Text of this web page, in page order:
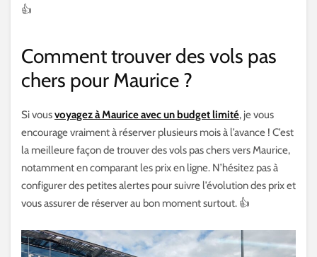
👍
Comment trouver des vols pas
chers pour Maurice ?
Si vousvoyagez à Maurice avec un budget limité, je vous
encourage vraiment à réserver plusieurs mois à l’avance ! C’est
la meilleure façon de trouver des vols pas chers vers Maurice,
notamment en comparant les prix en ligne. N’hésitez pas à
configurer des petites alertes pour suivre l’évolution des prix et
vous assurer de réserver au bon moment surtout. 👍